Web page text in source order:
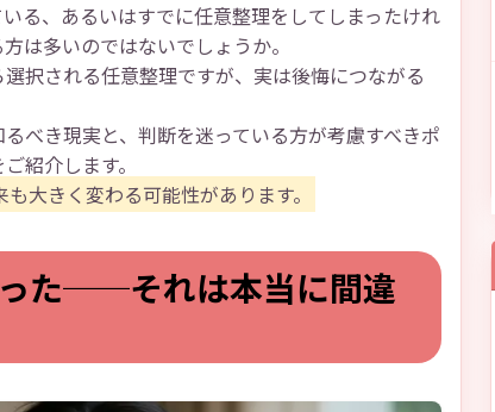
る、あるいはすでに任意整理をしてしまったけれ
は多いのではないでしょうか。
択される任意整理ですが、実は後悔につながる
べき現実と、判断を迷っている方が考慮すべきポ
紹介します。
大きく変わる可能性があります。
た──それは本当に間違